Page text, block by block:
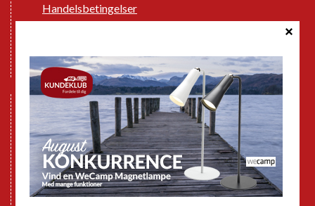
Handelsbetingelser
GPDR - Optagelse af foto og video
Nye Campingvogne
Nye Autocampere og Vans
Brugte Campingvogne
Brugte Autocampere og Vans
Webshop